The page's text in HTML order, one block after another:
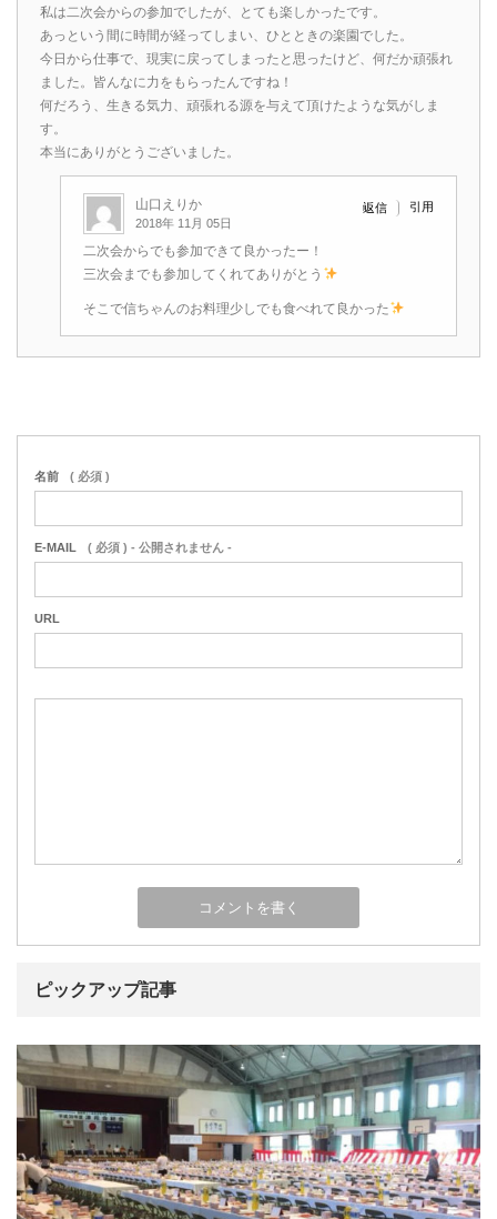
私は二次会からの参加でしたが、とても楽しかったです。
あっという間に時間が経ってしまい、ひとときの楽園でした。
今日から仕事で、現実に戻ってしまったと思ったけど、何だか頑張れ
ました。皆んなに力をもらったんですね！
何だろう、生きる気力、頑張れる源を与えて頂けたような気がしま
す。
本当にありがとうございました。
山口えりか
2018年 11月 05日
返信 引用
二次会からでも参加できて良かったー！
三次会までも参加してくれてありがとう
そこで信ちゃんのお料理少しでも食べれて良かった
名前 ( 必須 )
E-MAIL ( 必須 ) - 公開されません -
URL
ピックアップ記事